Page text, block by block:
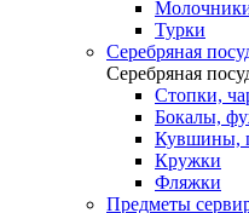
Турки
Серебряная
Серебряная
Стопки,
Бокалы,
Кувшины,
Кружки
Фляжки
Предметы